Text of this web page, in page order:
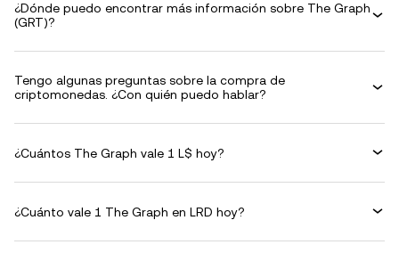
¿Dónde puedo encontrar más información sobre The Graph
(GRT)?
Tengo algunas preguntas sobre la compra de
criptomonedas. ¿Con quién puedo hablar?
¿Cuántos The Graph vale 1 L$ hoy?
¿Cuánto vale 1 The Graph en LRD hoy?